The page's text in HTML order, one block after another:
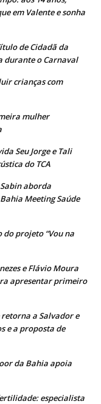
em Valente e sonha
de Cidadã da
durante o Carnaval
crianças com
mulher
Seu Jorge e Tali
do TCA
aborda
Meeting Saúde
do projeto “Vou na
e Flávio Moura
apresentar primeiro
retorna a Salvador e
e a proposta de
da Bahia apoia
especialista